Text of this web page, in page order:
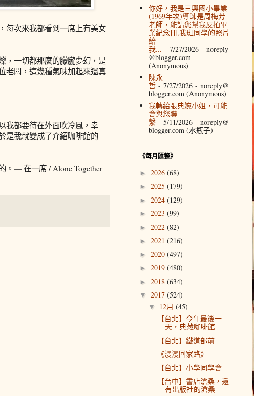
每次來我都看到一席上有美女
，一切都那麼的朦朧夢幻，是
老闆，這幾種氣味加起來還真
我都要待在外面吹冷風，幸
是我就變成了介紹咖啡館的
。— 在一席 / Alone Together
你好，我是三興國小畢業
(1969年次)導師是周梅芳
老師，能請您幫我反拍畢
業紀念冊,我班同學的照片
給
我... - 7/27/2026- noreply
@blogger.com
(Anonymous)
陳永
哲- 7/27/2026- noreply@
blogger.com (Anonymous)
我轉給張典婉小姐，可能
會與您聯
繫- 5/11/2026- noreply@
blogger.com (水瓶子)
《每月匯整》
► 2026 (68)
► 2025 (179)
► 2024 (129)
► 2023 (99)
► 2022 (82)
► 2021 (216)
► 2020 (497)
► 2019 (480)
► 2018 (634)
▼ 2017 (524)
▼ 12月 (45)
【台北】今年最後一
天，典藏咖啡館
【台北】鐵道部前
《漫漫回家路》
【台北】小學同學會
【台中】書店滄桑，還
有出版社的滄桑